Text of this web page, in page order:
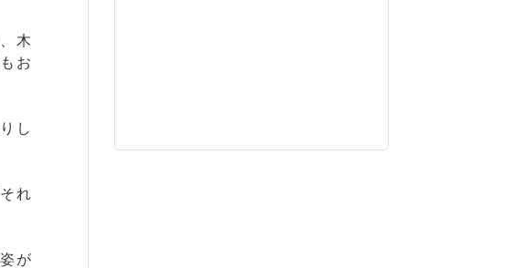
木
お
し
れ
が